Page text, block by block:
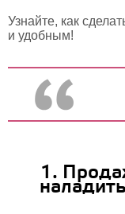
Узнайте, как
и удобным!
1.